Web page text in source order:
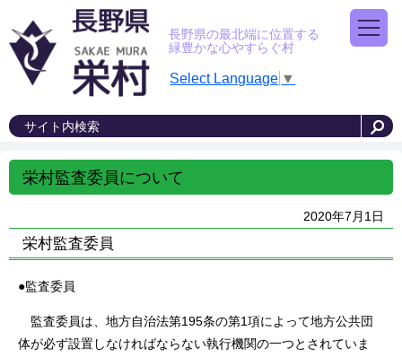
長野県の最北端に位置する
緑豊かな心やすらぐ村
Select Language ▼
栄村監査委員について
2020年7月1日
栄村監査委員
●監査委員
監査委員は、地方自治法第195条の第1項によって地方公共団
体が必ず設置しなければならない執行機関の一つとされていま